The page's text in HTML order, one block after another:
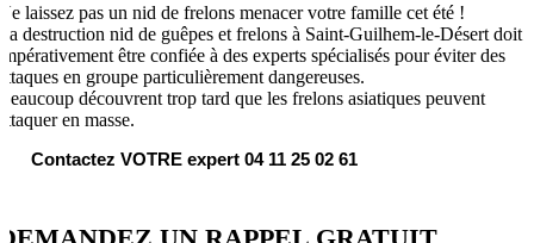
laissez pas un nid de frelons menacer votre famille cet été !
destruction nid de guêpes et frelons à Saint-Guilhem-le-Désert doit
être confiée à des experts spécialisés pour éviter des
en groupe particulièrement dangereuses.
découvrent trop tard que les frelons asiatiques peuvent
en masse.
Contactez VOTRE expert 04 11 25 02 61